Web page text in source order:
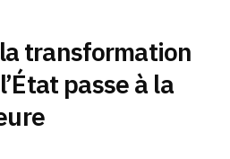
transformation
passe à la